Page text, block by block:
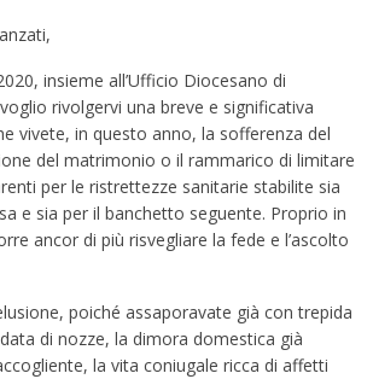
insieme all’Ufficio Diocesano di
rivolgervi una breve e significativa
vivete, in questo anno, la sofferenza del
del matrimonio o il rammarico di limitare
per le ristrettezze sanitarie stabilite sia
e sia per il banchetto seguente. Proprio in
ancor di più risvegliare la fede e l’ascolto
poiché assaporavate già con trepida
di nozze, la dimora domestica già
la vita coniugale ricca di affetti